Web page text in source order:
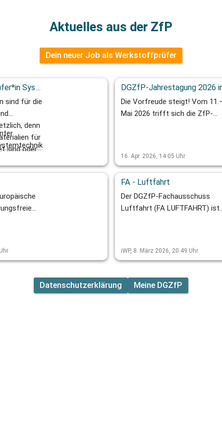
von
Aktuelles aus der ZfP
Dein neuer Job als Werkstoffprüfer
Werde Werkstoffprüfer*in Systemtechnik
sind für die
denn
für
sind oder
müssen
melden.
Die Vorfreude steigt! Vom
Mai 2026 trifft sich die ZfP-
Zerstörungsfreien Prüfung. Alle
Infos zur Tagung:
https://
16. Apr. 2026, 14:05 Uhr
über
Uhr
FA - Luftfahrt
Der DGZfP‑Fachausschuss
Luftfahrt (FA LUFTFAHRT) ist
Gremium für ZfP‑Themen in der
aus Industrie, Forschung und
Behörden, die sich mit allen
iWP, 8. März 2026, 20:49 Uhr
Datenschutzerklärung Meine DGZfP